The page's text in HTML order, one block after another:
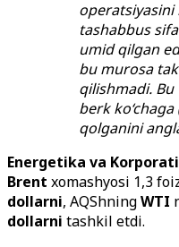
operatsiyasini
tashabbus
umid qilgan
bu murosa
qilishmadi.
berk
qolganini
Energetika va
Brent xomashyosi 1,3
dollarni, AQShningWTI
dollarni tashkil etdi.